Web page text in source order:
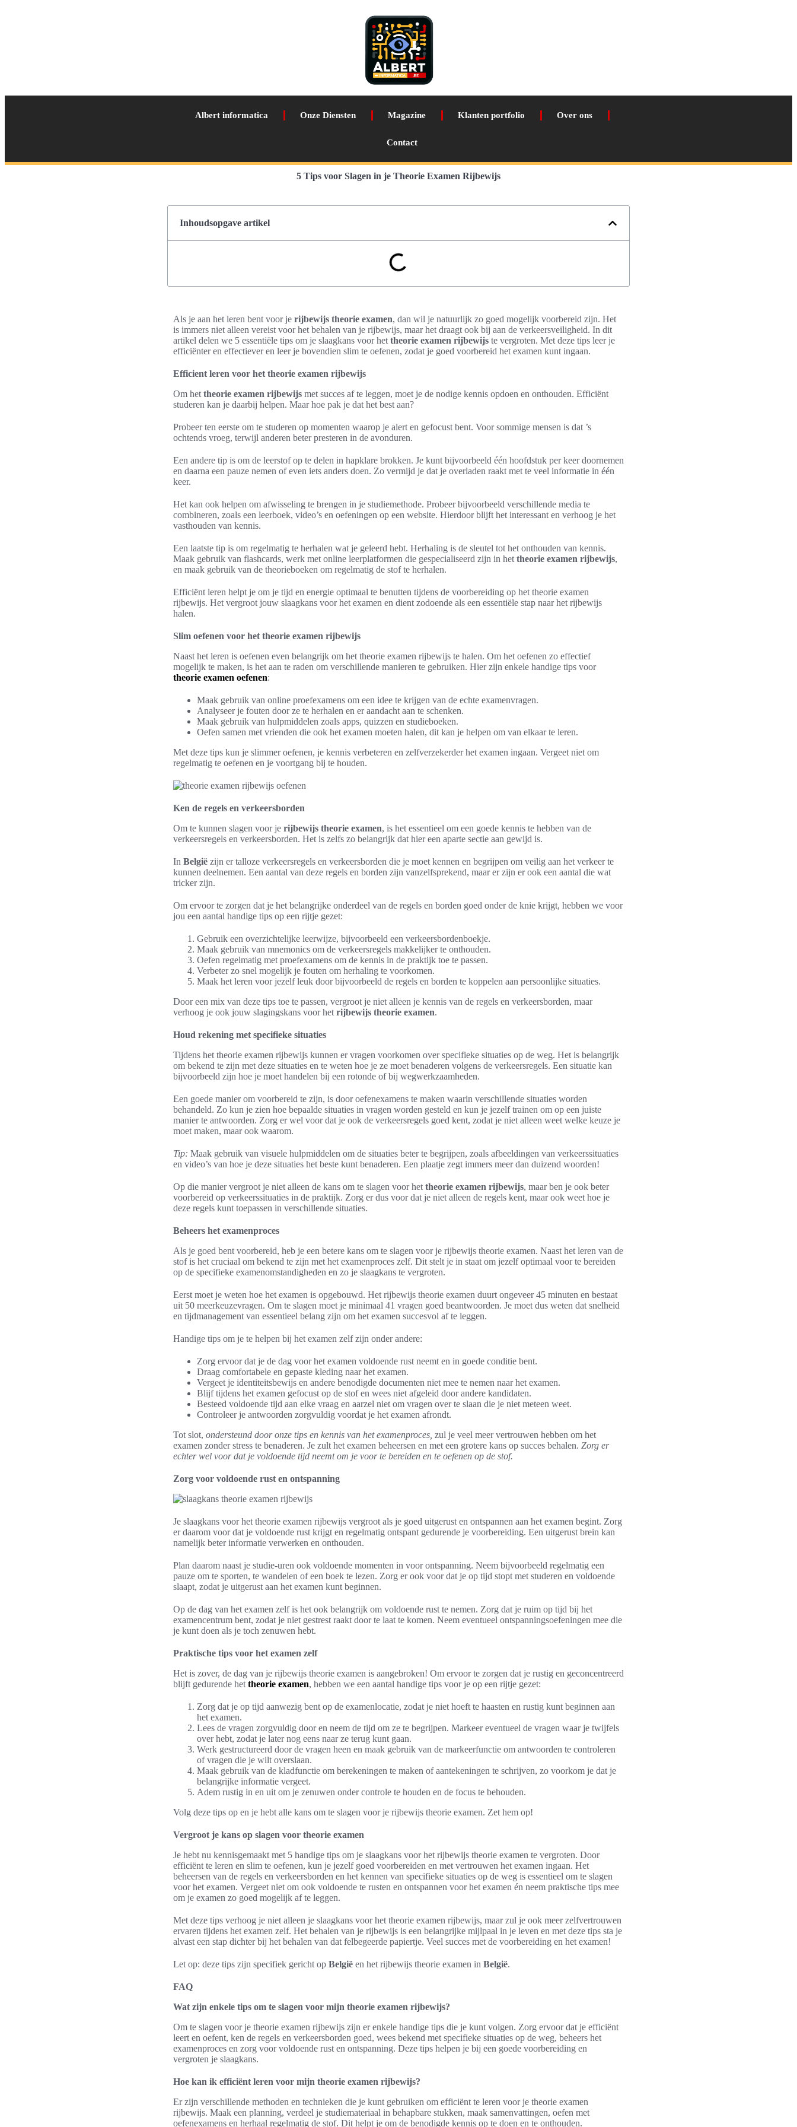
Albert informatica Onze Diensten Magazine Klanten portfolio Over ons
Contact
5 Tips voor Slagen in je Theorie Examen Rijbewijs
Inhoudsopgave artikel
Als je aan het leren bent voor je rijbewijs theorie examen, dan wil je natuurlijk zo goed mogelijk voorbereid zijn. Het
is immers niet alleen vereist voor het behalen van je rijbewijs, maar het draagt ook bij aan de verkeersveiligheid. In dit
artikel delen we 5 essentiële tips om je slaagkans voor het theorie examen rijbewijs te vergroten. Met deze tips leer je
efficiënter en effectiever en leer je bovendien slim te oefenen, zodat je goed voorbereid het examen kunt ingaan.
Efficient leren voor het theorie examen rijbewijs
Om het theorie examen rijbewijs met succes af te leggen, moet je de nodige kennis opdoen en onthouden. Efficiënt
studeren kan je daarbij helpen. Maar hoe pak je dat het best aan?
Probeer ten eerste om te studeren op momenten waarop je alert en gefocust bent. Voor sommige mensen is dat ’s
ochtends vroeg, terwijl anderen beter presteren in de avonduren.
Een andere tip is om de leerstof op te delen in hapklare brokken. Je kunt bijvoorbeeld één hoofdstuk per keer doornemen
en daarna een pauze nemen of even iets anders doen. Zo vermijd je dat je overladen raakt met te veel informatie in één
keer.
Het kan ook helpen om afwisseling te brengen in je studiemethode. Probeer bijvoorbeeld verschillende media te
combineren, zoals een leerboek, video’s en oefeningen op een website. Hierdoor blijft het interessant en verhoog je het
vasthouden van kennis.
Een laatste tip is om regelmatig te herhalen wat je geleerd hebt. Herhaling is de sleutel tot het onthouden van kennis.
Maak gebruik van flashcards, werk met online leerplatformen die gespecialiseerd zijn in het theorie examen rijbewijs,
en maak gebruik van de theorieboeken om regelmatig de stof te herhalen.
Efficiënt leren helpt je om je tijd en energie optimaal te benutten tijdens de voorbereiding op het theorie examen
rijbewijs. Het vergroot jouw slaagkans voor het examen en dient zodoende als een essentiële stap naar het rijbewijs
halen.
Slim oefenen voor het theorie examen rijbewijs
Naast het leren is oefenen even belangrijk om het theorie examen rijbewijs te halen. Om het oefenen zo effectief
mogelijk te maken, is het aan te raden om verschillende manieren te gebruiken. Hier zijn enkele handige tips voor
theorie examen oefenen:
Maak gebruik van online proefexamens om een idee te krijgen van de echte examenvragen.
Analyseer je fouten door ze te herhalen en er aandacht aan te schenken.
Maak gebruik van hulpmiddelen zoals apps, quizzen en studieboeken.
Oefen samen met vrienden die ook het examen moeten halen, dit kan je helpen om van elkaar te leren.
Met deze tips kun je slimmer oefenen, je kennis verbeteren en zelfverzekerder het examen ingaan. Vergeet niet om
regelmatig te oefenen en je voortgang bij te houden.
Ken de regels en verkeersborden
Om te kunnen slagen voor je rijbewijs theorie examen, is het essentieel om een goede kennis te hebben van de
verkeersregels en verkeersborden. Het is zelfs zo belangrijk dat hier een aparte sectie aan gewijd is.
In België zijn er talloze verkeersregels en verkeersborden die je moet kennen en begrijpen om veilig aan het verkeer te
kunnen deelnemen. Een aantal van deze regels en borden zijn vanzelfsprekend, maar er zijn er ook een aantal die wat
tricker zijn.
Om ervoor te zorgen dat je het belangrijke onderdeel van de regels en borden goed onder de knie krijgt, hebben we voor
jou een aantal handige tips op een rijtje gezet:
Gebruik een overzichtelijke leerwijze, bijvoorbeeld een verkeersbordenboekje.
Maak gebruik van mnemonics om de verkeersregels makkelijker te onthouden.
Oefen regelmatig met proefexamens om de kennis in de praktijk toe te passen.
Verbeter zo snel mogelijk je fouten om herhaling te voorkomen.
Maak het leren voor jezelf leuk door bijvoorbeeld de regels en borden te koppelen aan persoonlijke situaties.
Door een mix van deze tips toe te passen, vergroot je niet alleen je kennis van de regels en verkeersborden, maar
verhoog je ook jouw slagingskans voor het rijbewijs theorie examen.
Houd rekening met specifieke situaties
Tijdens het theorie examen rijbewijs kunnen er vragen voorkomen over specifieke situaties op de weg. Het is belangrijk
om bekend te zijn met deze situaties en te weten hoe je ze moet benaderen volgens de verkeersregels. Een situatie kan
bijvoorbeeld zijn hoe je moet handelen bij een rotonde of bij wegwerkzaamheden.
Een goede manier om voorbereid te zijn, is door oefenexamens te maken waarin verschillende situaties worden
behandeld. Zo kun je zien hoe bepaalde situaties in vragen worden gesteld en kun je jezelf trainen om op een juiste
manier te antwoorden. Zorg er wel voor dat je ook de verkeersregels goed kent, zodat je niet alleen weet welke keuze je
moet maken, maar ook waarom.
Tip: Maak gebruik van visuele hulpmiddelen om de situaties beter te begrijpen, zoals afbeeldingen van verkeerssituaties
en video’s van hoe je deze situaties het beste kunt benaderen. Een plaatje zegt immers meer dan duizend woorden!
Op die manier vergroot je niet alleen de kans om te slagen voor het theorie examen rijbewijs, maar ben je ook beter
voorbereid op verkeerssituaties in de praktijk. Zorg er dus voor dat je niet alleen de regels kent, maar ook weet hoe je
deze regels kunt toepassen in verschillende situaties.
Beheers het examenproces
Als je goed bent voorbereid, heb je een betere kans om te slagen voor je rijbewijs theorie examen. Naast het leren van de
stof is het cruciaal om bekend te zijn met het examenproces zelf. Dit stelt je in staat om jezelf optimaal voor te bereiden
op de specifieke examenomstandigheden en zo je slaagkans te vergroten.
Eerst moet je weten hoe het examen is opgebouwd. Het rijbewijs theorie examen duurt ongeveer 45 minuten en bestaat
uit 50 meerkeuzevragen. Om te slagen moet je minimaal 41 vragen goed beantwoorden. Je moet dus weten dat snelheid
en tijdmanagement van essentieel belang zijn om het examen succesvol af te leggen.
Handige tips om je te helpen bij het examen zelf zijn onder andere:
Zorg ervoor dat je de dag voor het examen voldoende rust neemt en in goede conditie bent.
Draag comfortabele en gepaste kleding naar het examen.
Vergeet je identiteitsbewijs en andere benodigde documenten niet mee te nemen naar het examen.
Blijf tijdens het examen gefocust op de stof en wees niet afgeleid door andere kandidaten.
Besteed voldoende tijd aan elke vraag en aarzel niet om vragen over te slaan die je niet meteen weet.
Controleer je antwoorden zorgvuldig voordat je het examen afrondt.
Tot slot, ondersteund door onze tips en kennis van het examenproces, zul je veel meer vertrouwen hebben om het
examen zonder stress te benaderen. Je zult het examen beheersen en met een grotere kans op succes behalen. Zorg er
echter wel voor dat je voldoende tijd neemt om je voor te bereiden en te oefenen op de stof.
Zorg voor voldoende rust en ontspanning
Je slaagkans voor het theorie examen rijbewijs vergroot als je goed uitgerust en ontspannen aan het examen begint. Zorg
er daarom voor dat je voldoende rust krijgt en regelmatig ontspant gedurende je voorbereiding. Een uitgerust brein kan
namelijk beter informatie verwerken en onthouden.
Plan daarom naast je studie-uren ook voldoende momenten in voor ontspanning. Neem bijvoorbeeld regelmatig een
pauze om te sporten, te wandelen of een boek te lezen. Zorg er ook voor dat je op tijd stopt met studeren en voldoende
slaapt, zodat je uitgerust aan het examen kunt beginnen.
Op de dag van het examen zelf is het ook belangrijk om voldoende rust te nemen. Zorg dat je ruim op tijd bij het
examencentrum bent, zodat je niet gestrest raakt door te laat te komen. Neem eventueel ontspanningsoefeningen mee die
je kunt doen als je toch zenuwen hebt.
Praktische tips voor het examen zelf
Het is zover, de dag van je rijbewijs theorie examen is aangebroken! Om ervoor te zorgen dat je rustig en geconcentreerd
blijft gedurende het theorie examen, hebben we een aantal handige tips voor je op een rijtje gezet:
Zorg dat je op tijd aanwezig bent op de examenlocatie, zodat je niet hoeft te haasten en rustig kunt beginnen aan
het examen.
Lees de vragen zorgvuldig door en neem de tijd om ze te begrijpen. Markeer eventueel de vragen waar je twijfels
over hebt, zodat je later nog eens naar ze terug kunt gaan.
Werk gestructureerd door de vragen heen en maak gebruik van de markeerfunctie om antwoorden te controleren
of vragen die je wilt overslaan.
Maak gebruik van de kladfunctie om berekeningen te maken of aantekeningen te schrijven, zo voorkom je dat je
belangrijke informatie vergeet.
Adem rustig in en uit om je zenuwen onder controle te houden en de focus te behouden.
Volg deze tips op en je hebt alle kans om te slagen voor je rijbewijs theorie examen. Zet hem op!
Vergroot je kans op slagen voor theorie examen
Je hebt nu kennisgemaakt met 5 handige tips om je slaagkans voor het rijbewijs theorie examen te vergroten. Door
efficiënt te leren en slim te oefenen, kun je jezelf goed voorbereiden en met vertrouwen het examen ingaan. Het
beheersen van de regels en verkeersborden en het kennen van specifieke situaties op de weg is essentieel om te slagen
voor het examen. Vergeet niet om ook voldoende te rusten en ontspannen voor het examen én neem praktische tips mee
om je examen zo goed mogelijk af te leggen.
Met deze tips verhoog je niet alleen je slaagkans voor het theorie examen rijbewijs, maar zul je ook meer zelfvertrouwen
ervaren tijdens het examen zelf. Het behalen van je rijbewijs is een belangrijke mijlpaal in je leven en met deze tips sta je
alvast een stap dichter bij het behalen van dat felbegeerde papiertje. Veel succes met de voorbereiding en het examen!
Let op: deze tips zijn specifiek gericht op België en het rijbewijs theorie examen in België.
FAQ
Wat zijn enkele tips om te slagen voor mijn theorie examen rijbewijs?
Om te slagen voor je theorie examen rijbewijs zijn er enkele handige tips die je kunt volgen. Zorg ervoor dat je efficiënt
leert en oefent, ken de regels en verkeersborden goed, wees bekend met specifieke situaties op de weg, beheers het
examenproces en zorg voor voldoende rust en ontspanning. Deze tips helpen je bij een goede voorbereiding en
vergroten je slaagkans.
Hoe kan ik efficiënt leren voor mijn theorie examen rijbewijs?
Er zijn verschillende methoden en technieken die je kunt gebruiken om efficiënt te leren voor je theorie examen
rijbewijs. Maak een planning, verdeel je studiemateriaal in behapbare stukken, maak samenvattingen, oefen met
oefenexamens en herhaal regelmatig de stof. Dit helpt je om de benodigde kennis op te doen en te onthouden.